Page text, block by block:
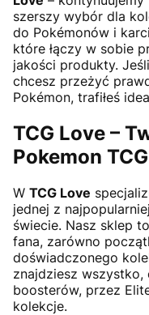
szerszy wybór dla
do Pokémonów i
które łączy w sobie
jakości produkty.
chcesz przeżyć
Pokémon, trafiłeś
TCG Love –
Pokemon TCG
W TCG Love
jednej z
świecie. Nasz sklep
fana, zarówno
doświadczonego
znajdziesz
boosterów, przez
kolekcje.